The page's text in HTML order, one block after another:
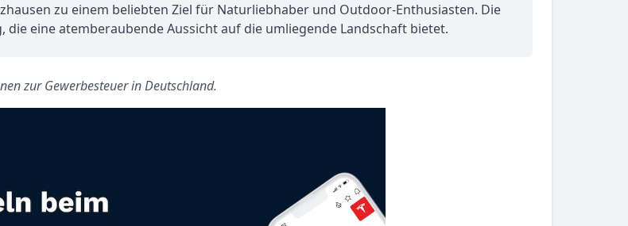
zu einem beliebten Ziel für Naturliebhaber und Outdoor-Enthusiasten. Die
eine atemberaubende Aussicht auf die umliegende Landschaft bietet.
zur Gewerbesteuer in Deutschland.